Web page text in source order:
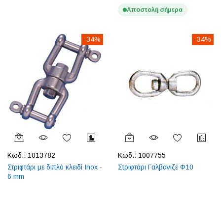
Αποστολή σήμερα
-34%
Κωδ.: 1013782
Στριφτάρι με διπλό κλειδί Inox -
6 mm
-34%
Κωδ.: 1007755
Στριφτάρι Γαλβανιζέ Φ10